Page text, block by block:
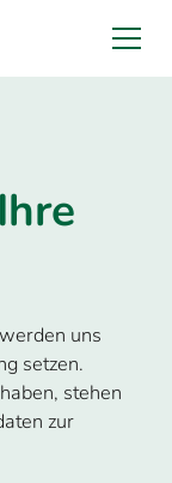
uns
setzen.
stehen
zur